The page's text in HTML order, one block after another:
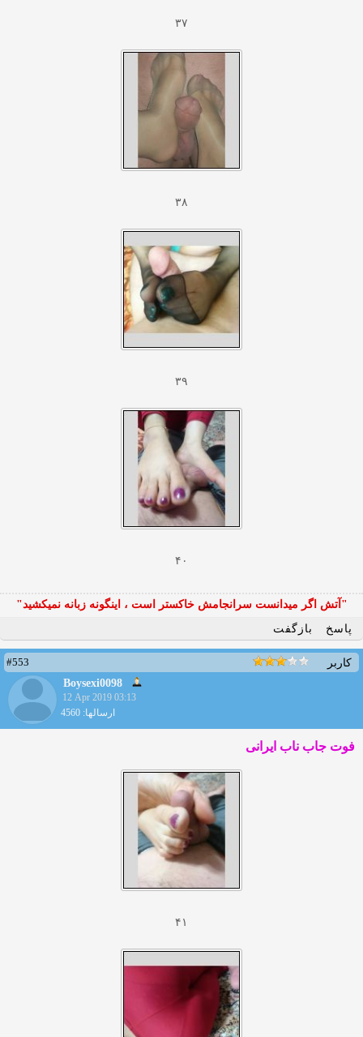
۳۷
۳۸
۳۹
۴۰
"آتش اگر ميدانست سرانجامش خاكستر است ، اينگونه زبانه نميكشيد"
پاسخ
بازگفت
کاربر
#553
Boysexi0098
12 Apr 2019 03:13
ارسالها: 4560
فوت جاب ناب ایرانی
۴۱